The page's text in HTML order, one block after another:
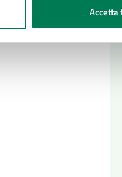
Accetta